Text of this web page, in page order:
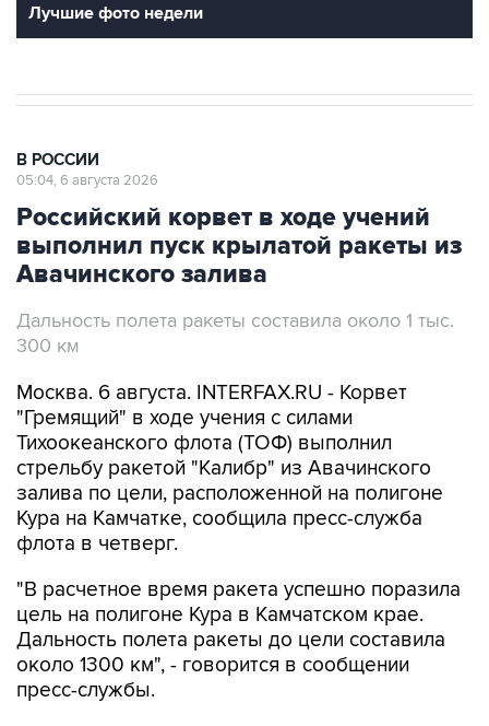
Российский корвет в ходе учений
выполнил пуск крылатой ракеты из
Авачинского залива
Дальность полета ракеты составила около 1 тыс.
Москва. 6 августа. INTERFAX.RU - Корвет
Тихоокеанского флота (ТОФ) выполнил
стрельбу ракетой "Калибр" из Авачинского
залива по цели, расположенной на полигоне
Кура на Камчатке, сообщила пресс-служба
флота в четверг.
"В расчетное время ракета успешно поразила
Дальность полета ракеты до цели составила
около 1300 км", - говорится в сообщении
пресс-службы.
По её информации, военные выполнили пуск